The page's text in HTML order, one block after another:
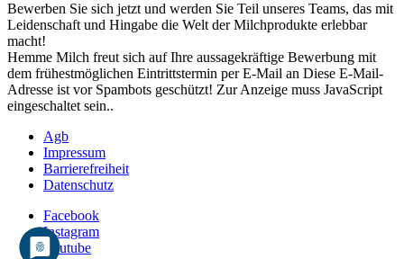
Bewerben Sie sich jetzt und werden Sie Teil unseres Teams, das mit
Leidenschaft und Hingabe die Welt der Milchprodukte erlebbar
macht!
Hemme Milch freut sich auf Ihre aussagekräftige Bewerbung mit
dem frühestmöglichen Eintrittstermin per E-Mail an Diese E-Mail-
Adresse ist vor Spambots geschützt! Zur Anzeige muss JavaScript
eingeschaltet sein..
Agb
Impressum
Barrierefreiheit
Datenschutz
Facebook
Instagram
Youtube